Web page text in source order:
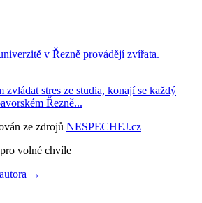
v Řezně provádějí zvířata.
zvládat stres ze studia, konají se každý
Řezně...
ze zdrojů NESPECHEJ.cz
volné chvíle
→